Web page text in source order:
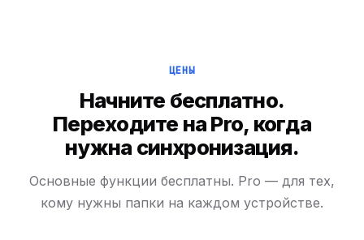
ЦЕНЫ
Начните бесплатно.
Переходите на Pro, когда
нужна синхронизация.
Основные функции бесплатны. Pro — для тех,
кому нужны папки на каждом устройстве.